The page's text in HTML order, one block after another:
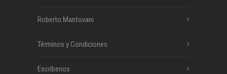
Roberto Mantovani
Términos y Condiciones
Escríbenos